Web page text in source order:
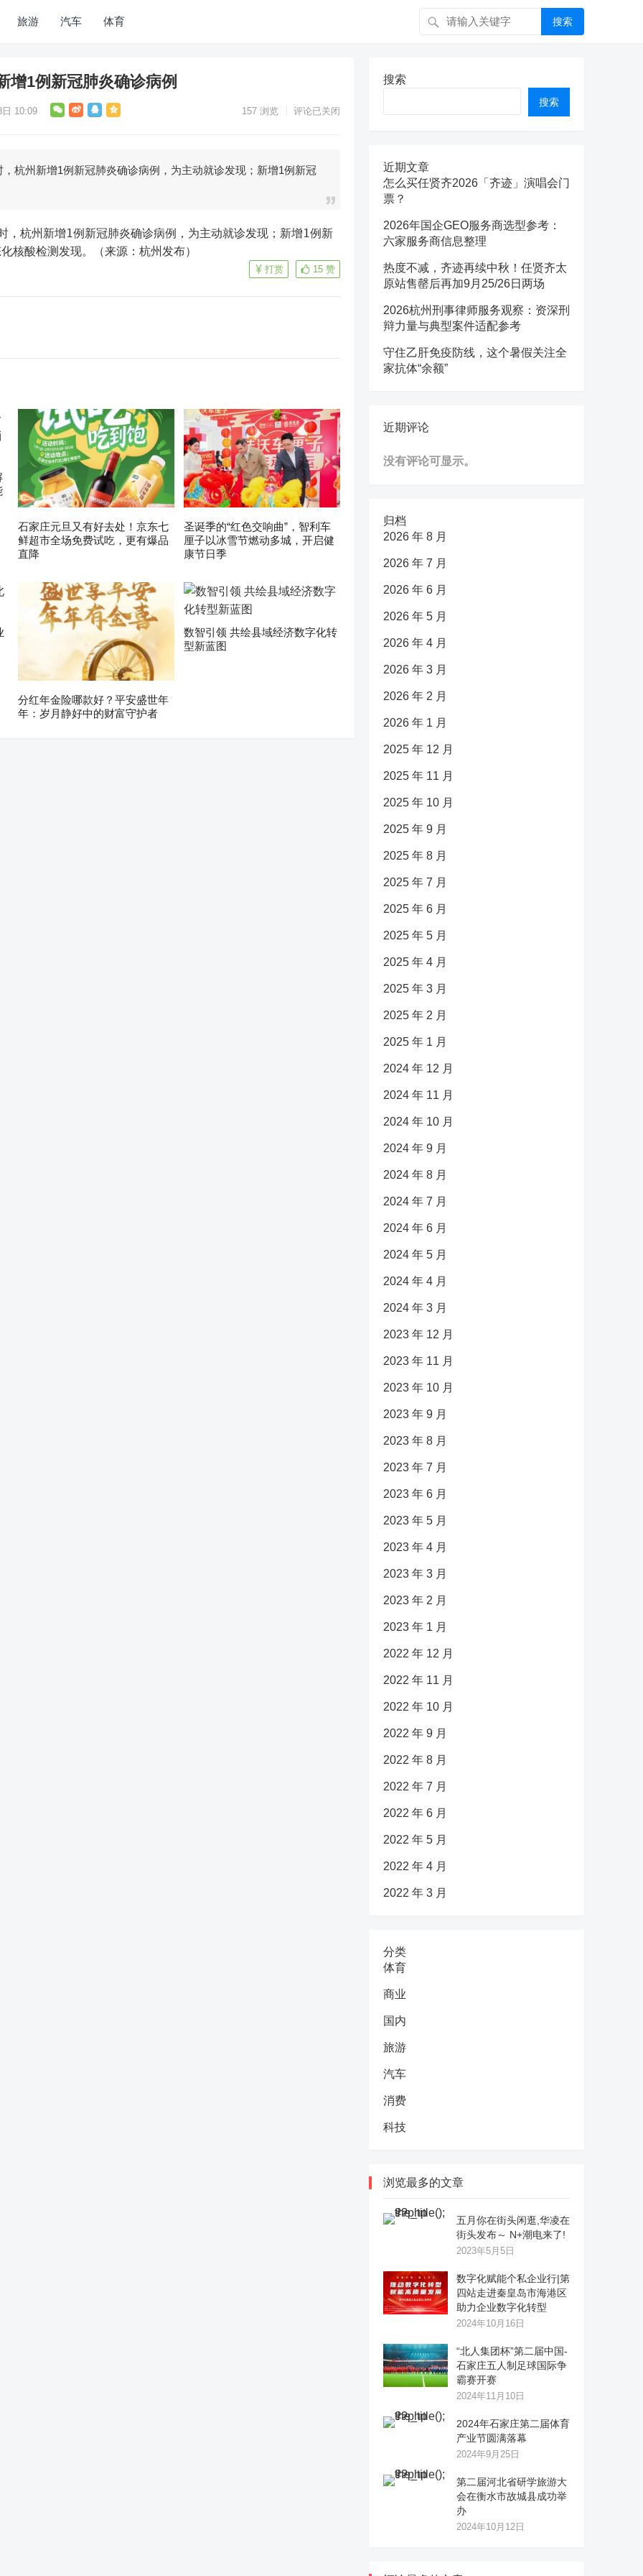
旅游 汽车 体育 搜索
增1例新冠肺炎确诊病例
日 10:09 157 浏览 评论已关闭
杭州新增1例新冠肺炎确诊病例，为主动就诊发现；新增1例新冠
核酸检测发现。（来源：杭州发布）
15 赞
打赏
石家庄元旦又有好去处！京东七
鲜超市全场免费试吃，更有爆品
直降
圣诞季的“红色交响曲”，智利车
厘子以冰雪节燃动多城，开启健
康节日季
分红年金险哪款好？平安盛世年
年：岁月静好中的财富守护者
数智引领 共绘县域经济数字化转
型新蓝图
搜索
搜索
近期文章
怎么买任贤齐2026「齐迹」演唱会门
票？
2026年国企GEO服务商选型参考：
六家服务商信息整理
热度不减，齐迹再续中秋！任贤齐太
原站售罄后再加9月25/26日两场
2026杭州刑事律师服务观察：资深刑
辩力量与典型案件适配参考
守住乙肝免疫防线，这个暑假关注全
家抗体“余额”
近期评论
没有评论可显示。
归档
2026 年 8 月
2026 年 7 月
2026 年 6 月
2026 年 5 月
2026 年 4 月
2026 年 3 月
2026 年 2 月
2026 年 1 月
2025 年 12 月
2025 年 11 月
2025 年 10 月
2025 年 9 月
2025 年 8 月
2025 年 7 月
2025 年 6 月
2025 年 5 月
2025 年 4 月
2025 年 3 月
2025 年 2 月
2025 年 1 月
2024 年 12 月
2024 年 11 月
2024 年 10 月
2024 年 9 月
2024 年 8 月
2024 年 7 月
2024 年 6 月
2024 年 5 月
2024 年 4 月
2024 年 3 月
2023 年 12 月
2023 年 11 月
2023 年 10 月
2023 年 9 月
2023 年 8 月
2023 年 7 月
2023 年 6 月
2023 年 5 月
2023 年 4 月
2023 年 3 月
2023 年 2 月
2023 年 1 月
2022 年 12 月
2022 年 11 月
2022 年 10 月
2022 年 9 月
2022 年 8 月
2022 年 7 月
2022 年 6 月
2022 年 5 月
2022 年 4 月
2022 年 3 月
分类
体育
商业
国内
旅游
汽车
消费
科技
浏览最多的文章
五月你在街头闲逛,华凌在
街头发布～ N+潮电来了!
2023年5月5日
数字化赋能个私企业行|第
四站走进秦皇岛市海港区
助力企业数字化转型
2024年10月16日
“北人集团杯”第二届中国-
石家庄五人制足球国际争
霸赛开赛
2024年11月10日
2024年石家庄第二届体育
产业节圆满落幕
2024年9月25日
第二届河北省研学旅游大
会在衡水市故城县成功举
办
2024年10月12日